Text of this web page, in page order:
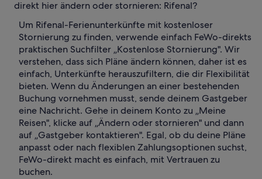
direkt hier ändern oder stornieren: Rifenal?
Um Rifenal-Ferienunterkünfte mit kostenloser
Stornierung zu finden, verwende einfach FeWo-direkts
praktischen Suchfilter „Kostenlose Stornierung". Wir
verstehen, dass sich Pläne ändern können, daher ist es
einfach, Unterkünfte herauszufiltern, die dir Flexibilität
bieten. Wenn du Änderungen an einer bestehenden
Buchung vornehmen musst, sende deinem Gastgeber
eine Nachricht. Gehe in deinem Konto zu „Meine
Reisen", klicke auf „Ändern oder stornieren" und dann
auf „Gastgeber kontaktieren". Egal, ob du deine Pläne
anpasst oder nach flexiblen Zahlungsoptionen suchst,
FeWo-direkt macht es einfach, mit Vertrauen zu
buchen.